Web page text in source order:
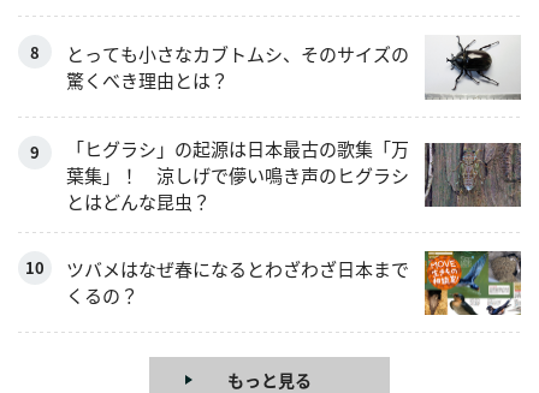
とっても小さなカブトムシ、そのサイズの
驚くべき理由とは？
「ヒグラシ」の起源は日本最古の歌集「万
葉集」！ 涼しげで儚い鳴き声のヒグラシ
とはどんな昆虫？
ツバメはなぜ春になるとわざわざ日本まで
くるの？
もっと見る